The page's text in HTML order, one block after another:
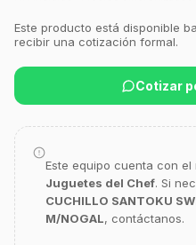
Este producto está disponible
recibir una cotización formal.
Cotizar
Este equipo cuenta con el
Juguetes del Chef. Si
CUCHILLO SANTOKU
M/NOGAL, contáctanos.
¡Hola Chef! 🍳 Soy
de cocina